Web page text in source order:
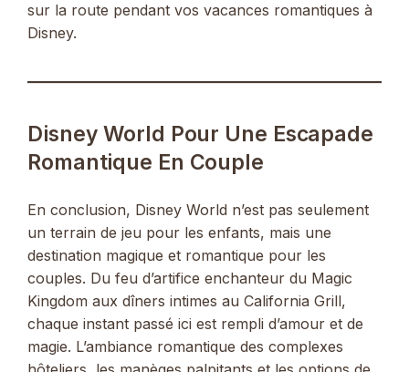
sur la route pendant vos vacances romantiques à
Disney.
Disney World Pour Une Escapade
Romantique En Couple
En conclusion, Disney World n’est pas seulement
un terrain de jeu pour les enfants, mais une
destination magique et romantique pour les
couples. Du feu d’artifice enchanteur du Magic
Kingdom aux dîners intimes au California Grill,
chaque instant passé ici est rempli d’amour et de
magie. L’ambiance romantique des complexes